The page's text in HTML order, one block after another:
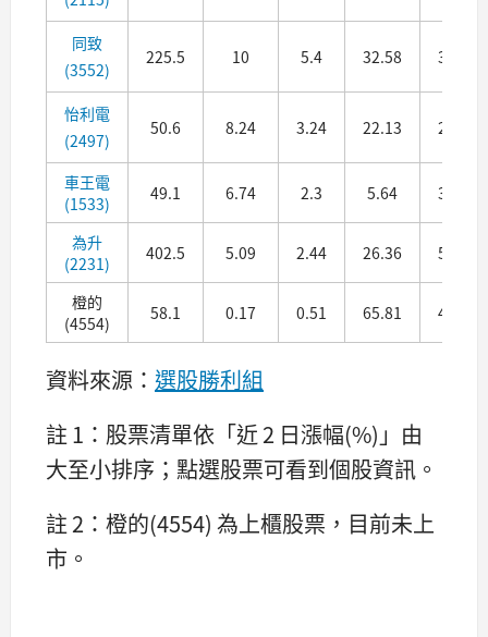
同致
(3552)
225.5 10 5.4 32.58 30.78
怡利電
(2497)
50.6 8.24 3.24 22.13 24.83
車王電
(1533)
49.1 6.74 2.3 5.64 33.74
為升
(2231)
402.5 5.09 2.44 26.36 55.95
橙的
(4554)
58.1 0.17 0.51 65.81 41.87
資料來源： 選股勝利組
註 1：股票清單依「近 2 日漲幅(%)」由
大至小排序；點選股票可看到個股資訊。
註 2：橙的(4554) 為上櫃股票，目前未上
市。